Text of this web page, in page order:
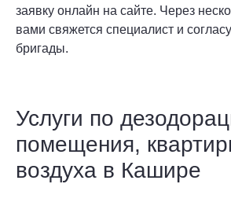
заявку онлайн на сайте. Через
вами свяжется специалист и
бригады.
Услуги по
помещения,
воздуха в Кашире